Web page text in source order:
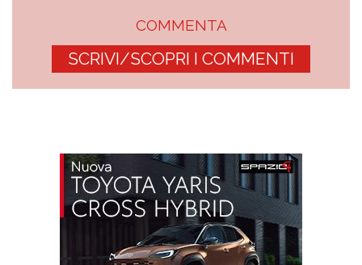
COMMENTA
SCRIVI/SCOPRI I COMMENTI